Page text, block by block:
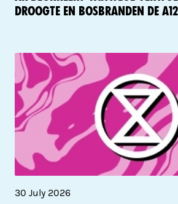
droogte en bosbranden de
30 July 2026